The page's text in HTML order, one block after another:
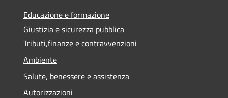
Educazione e formazione
Giustizia e sicurezza pubblica
Tributi,finanze e contravvenzioni
Ambiente
Salute, benessere e assistenza
Autorizzazioni